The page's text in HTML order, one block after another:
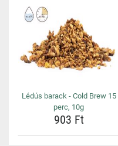
Lédús barack - Cold Brew 15
perc, 10g
903 Ft